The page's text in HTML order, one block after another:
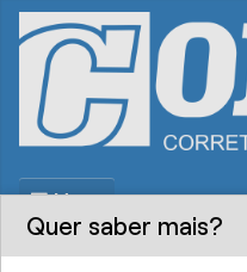
Menu
Quer saber mais?